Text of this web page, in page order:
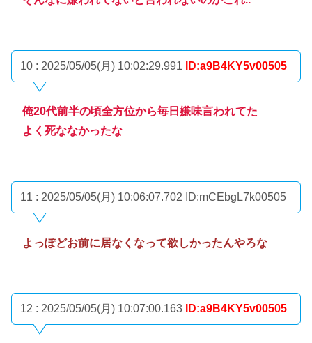
10 : 2025/05/05(月) 10:02:29.991 ID:a9B4KY5v00505
俺20代前半の頃全方位から毎日嫌味言われてた
よく死ななかったな
11 : 2025/05/05(月) 10:06:07.702 ID:mCEbgL7k00505
よっぽどお前に居なくなって欲しかったんやろな
12 : 2025/05/05(月) 10:07:00.163 ID:a9B4KY5v00505